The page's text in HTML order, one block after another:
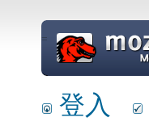
=
登入